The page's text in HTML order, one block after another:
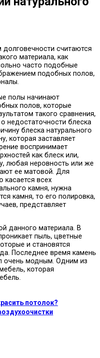
считаются
материала, как
часто подобные
подобных полов,
полы начинают
полов, которые
такого сравнения,
недостаточности блеска
блеска натурального
которая заставляет
воспринимает
как блеск или,
любая неровность или же
ее матовой. Для
касается всех
камня, нужна
камня, то его полировка,
представляет
данного материала. В
пыль, цветные
и становятся
Последнее время камень
очень модным. Одним из
которая
потолок?